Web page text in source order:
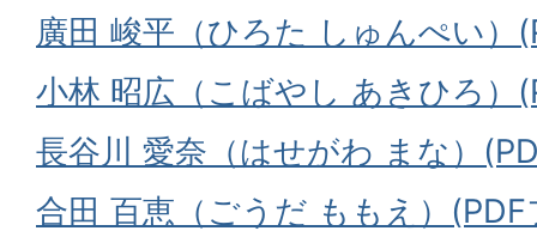
廣田 峻平（ひろた しゅんぺい）
小林 昭広（こばやし あきひろ）
長谷川 愛奈（はせがわ まな）
合田 百恵（ごうだ ももえ）